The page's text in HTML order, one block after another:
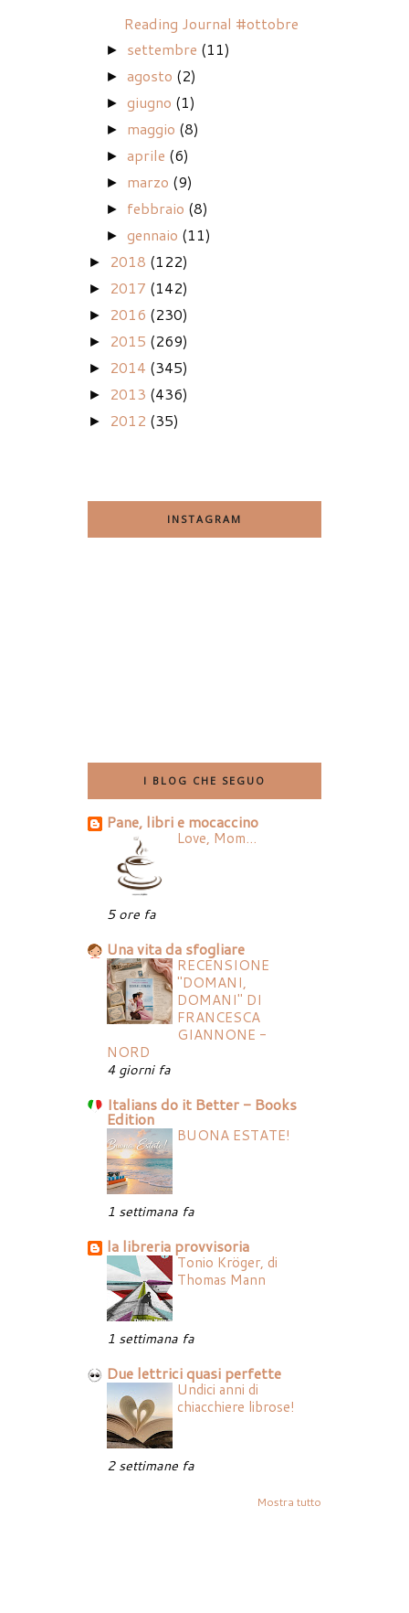
Reading Journal #ottobre
► settembre (11)
►agosto (2)
►giugno (1)
► maggio (8)
►aprile (6)
► marzo (9)
► febbraio (8)
►gennaio (11)
► 2018 (122)
► 2017 (142)
► 2016 (230)
► 2015 (269)
► 2014 (345)
► 2013 (436)
► 2012 (35)
INSTAGRAM
I BLOG CHE SEGUO
Pane, libri e mocaccino
Love, Mom...
5 ore fa
Una vita da sfogliare
RECENSIONE
"DOMANI,
DOMANI" DI
FRANCESCA
GIANNONE -
NORD
4 giorni fa
Italians do it Better - Books
Edition
BUONA ESTATE!
1 settimana fa
la libreria provvisoria
Tonio Kröger, di
Thomas Mann
1 settimana fa
Due lettrici quasi perfette
Undici anni di
chiacchiere librose!
2 settimane fa
Mostra tutto